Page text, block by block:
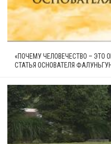
«ПОЧЕМУ ЧЕЛОВЕЧЕСТВО – ЭТО
СТАТЬЯ ОСНОВАТЕЛЯ